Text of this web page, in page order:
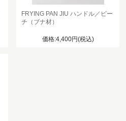
FRYING PAN JIU ハンドル／ビー
チ（ブナ材）
価格:4,400円(税込)